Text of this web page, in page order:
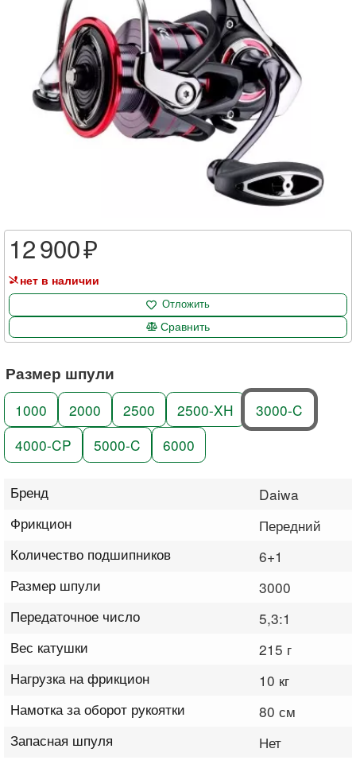
Размер шпули
1000 2000 2500 2500-XH
3000-C
4000-CP
5000-C 6000
Бренд
Daiwa
Фрикцион
Передний
Количество подшипников
6+1
Размер шпули
3000
Передаточное число
5,3:1
Вес катушки
215 г
Нагрузка на фрикцион
10 кг
Намотка за оборот рукоятки
80 см
Запасная шпуля
Нет
12 900
нет в наличии
Отложить
Сравнить